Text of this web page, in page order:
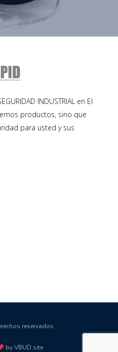
INDUSTRIAL en El
productos, sino que
para usted y sus
reservados
by VBUD.site